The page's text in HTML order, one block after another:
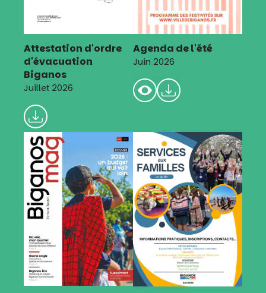
Attestation d'ordre
d'évacuation
Biganos
Juillet 2026
Agenda de l'été
Juin 2026